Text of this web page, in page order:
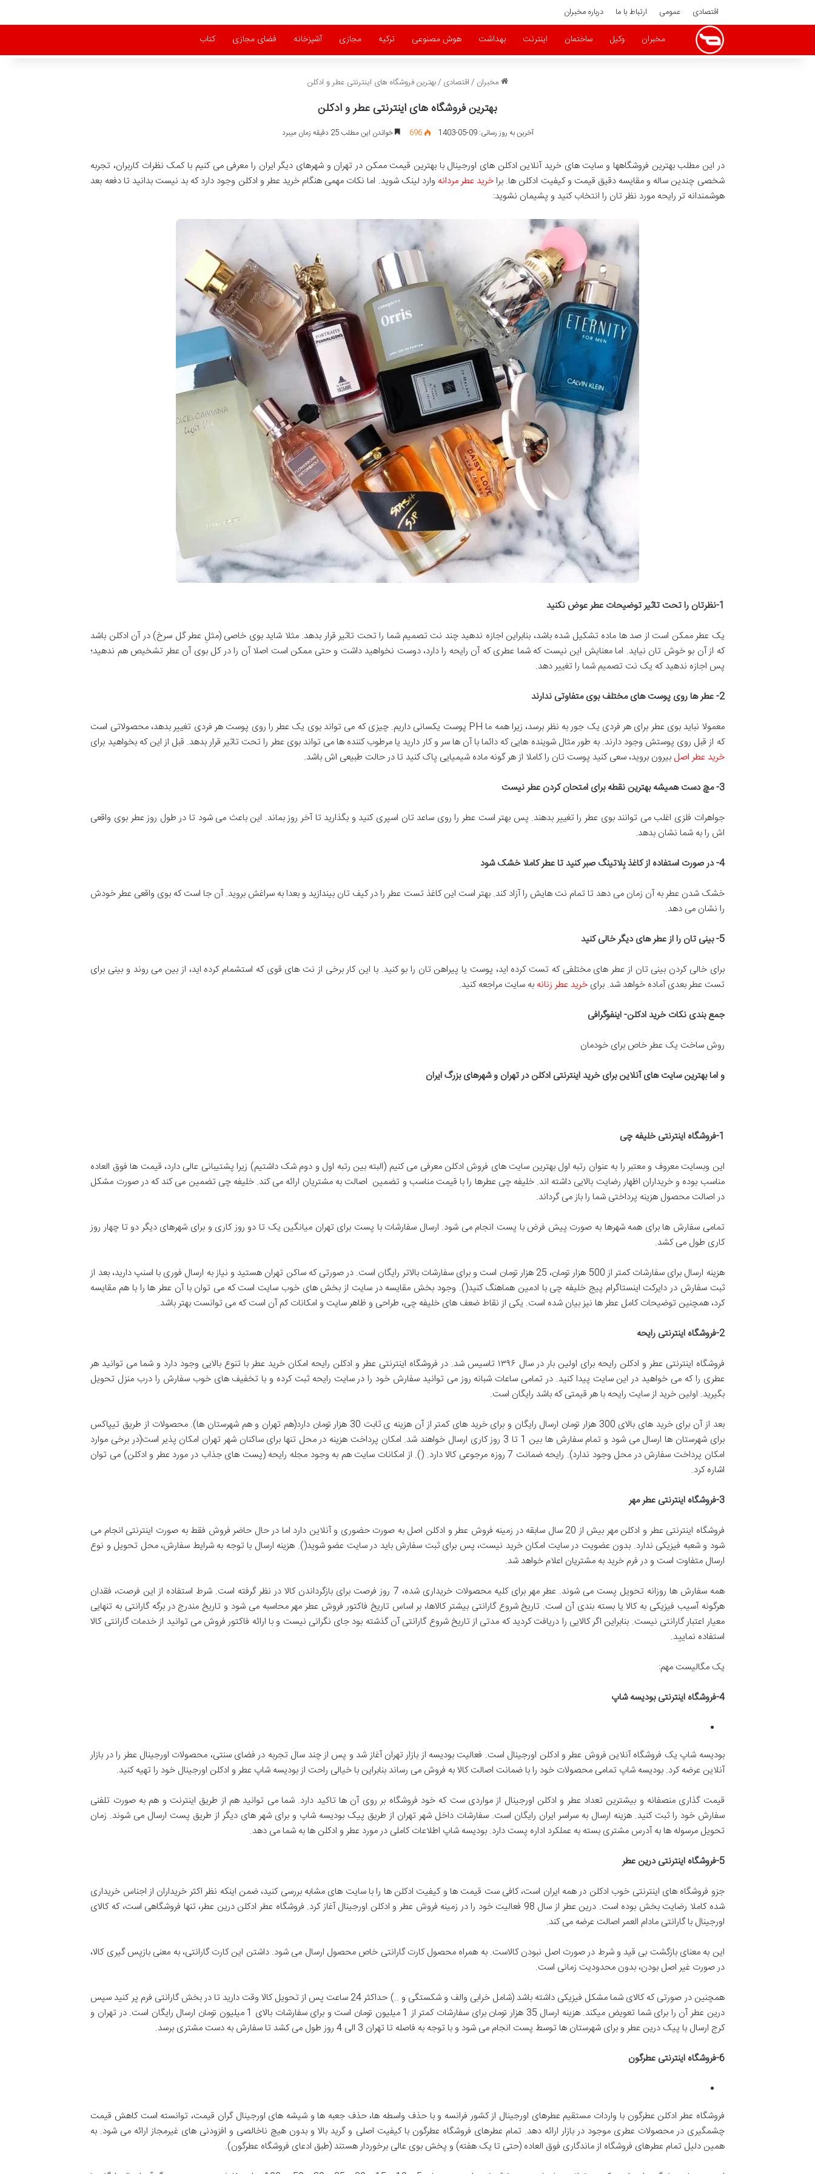
اقتصادی عمومی ارتباط با ما درباره مخبران
مخبران وکیل ساختمان اینترنت بهداشت هوش مصنوعی ترکیه مجازی آشپزخانه فضای مجازی کتاب
مخبران /اقتصادی /بهترین فروشگاه های اینترنتی عطر و ادکلن
بهترین فروشگاه های اینترنتی عطر و ادکلن
آخرین به روز رسانی: 09-05-1403 696 خواندن این مطلب 25 دقیقه زمان میبرد
در این مطلب بهترین فروشگاهها و سایت های خرید آنلاین ادکلن های اورجینال با بهترین قیمت ممکن در تهران و شهرهای دیگر ایران را معرفی می کنیم با کمک نظرات کاربران، تجربه
شخصی چندین ساله و مقایسه دقیق قیمت و کیفیت ادکلن ها. براخرید عطر مردانه وارد لینک شوید. اما نکات مهمی هنگام خرید عطر و ادکلن وجود دارد که بد نیست بدانید تا دفعه بعد
هوشمندانه تر رایحه مورد نظر تان را انتخاب کنید و پشیمان نشوید:
1- نظرتان را تحت تاثیر توضیحات عطر عوض نکنید
یک عطر ممکن است از صد ها ماده تشکیل شده باشد، بنابراین اجازه ندهید چند نت تصمیم شما را تحت تاثیر قرار بدهد. مثلا شاید بوی خاصی (مثلِ عطر گل سرخ) در آن ادکلن باشد
که از آن بو خوش تان نیاید. اما معنایش این نیست که شما عطری که آن رایحه را دارد، دوست نخواهید داشت و حتی ممکن است اصلا آن را در کل بوی آن عطر تشخیص هم ندهید؛
پس اجازه ندهید که یک نت تصمیم شما را تغییر دهد.
2- عطر ها روی پوست های مختلف بوی متفاوتی ندارند
معمولا نباید بوی عطر برای هر فردی یک جور به نظر برسد، زیرا همه ما PH پوست یکسانی داریم. چیزی که می تواند بوی یک عطر را روی پوست هر فردی تغییر بدهد، محصولاتی است
که از قبل روی پوستش وجود دارند. به طور مثال شوینده هایی که دائما با آن ها سر و کار دارید یا مرطوب کننده ها می تواند بوی عطر را تحت تاثیر قرار بدهد. قبل از این که بخواهید برای
خرید عطر اصل بیرون بروید، سعی کنید پوست تان را کاملا از هر گونه ماده شیمیایی پاک کنید تا در حالت طبیعی اش باشد.
3- مچ دست همیشه بهترین نقطه برای امتحان کردن عطر نیست
جواهرات فلزی اغلب می توانند بوی عطر را تغییر بدهند. پس بهتر است عطر را روی ساعد تان اسپری کنید و بگذارید تا آخر روز بماند. این باعث می شود تا در طول روز عطر بوی واقعی
اش را به شما نشان بدهد.
4- در صورت استفاده از کاغذ بِلاتینگ صبر کنید تا عطر کاملا خشک شود
خشک شدن عطر به آن زمان می دهد تا تمام نت هایش را آزاد کند. بهتر است این کاغذ تست عطر را در کیف تان بیندازید و بعدا به سراغش بروید. آن جا است که بوی واقعی عطر خودش
را نشان می دهد.
5- بینی تان را از عطر های دیگر خالی کنید
برای خالی کردن بینی تان از عطر های مختلفی که تست کرده اید، پوست یا پیراهن تان را بو کنید. با این کار برخی از نت ‌های قوی که استشمام کرده ‌اید، از بین می روند و بینی برای
تست عطر بعدی آماده خواهد شد. برایخرید عطر زنانه به سایت مراجعه کنید.
جمع بندی نکات خرید ادکلن- اینفوگرافی
روش ساخت یک عطر خاص برای خودمان
و اما بهترین سایت های آنلاین برای خرید اینترنتی ادکلن در تهران و شهرهای بزرگ ایران
1- فروشگاه اینترنتی خلیفه چی
این وبسایت معروف و معتبر را به عنوان رتبه اول بهترین سایت های فروش ادکلن معرفی می کنیم (البته بین رتبه اول و دوم شک داشتیم) زیرا پشتیبانی عالی دارد، قیمت ها فوق العاده
مناسب بوده و خریداران اظهار رضایت بالایی داشته اند. خلیفه چی عطرها را با قیمت مناسب و تضمین اصالت به مشتریان ارائه می کند. خلیفه چی تضمین می کند که در صورت مشکل
در اصالت محصول هزینه پرداختی شما را باز می گرداند.
تمامی سفارش ها برای همه شهرها به صورت پیش فرض با پست انجام می شود. ارسال سفارشات با پست برای تهران میانگین یک تا دو روز کاری و برای شهرهای دیگر دو تا چهار روز
کاری طول می کشد.
هزینه ارسال برای سفارشات کمتر از 500 هزار تومان، 25 هزار تومان است و برای سفارشات بالاتر رایگان است. در صورتی که ساکن تهران هستید و نیاز به ارسال فوری با اسنپ دارید، بعد از
ثبت سفارش در دایرکت اینستاگرام پیج خلیفه چی با ادمین هماهنگ کنید(). وجود بخش مقایسه در سایت از بخش های خوب سایت است که می توان با آن عطر ها را با هم مقایسه
کرد، همچنین توضیحات کامل عطر ها نیز بیان شده است. یکی از نقاط ضعف های خلیفه چی، طراحی و ظاهر سایت و امکانات کم آن است که می توانست بهتر باشد.
2- فروشگاه اینترنتی رایحه
فروشگاه اینترنتی عطر و ادکلن رایحه برای اولین بار در سال ۱۳۹۶ تاسیس شد. در فروشگاه اینترنتی عطر و ادکلن رایحه امکان خرید عطر با تنوع بالایی وجود دارد و شما می ‌توانید هر
عطری را که می خواهید در این سایت پیدا کنید. در تمامی ساعات شبانه روز می توانید سفارش خود را در سایت رایحه ثبت کرده و با تخفیف های خوب سفارش را درب منزل تحویل
بگیرید. اولین خرید از سایت رایحه با هر قیمتی که باشد رایگان است.
بعد از آن برای خرید های بالای 300 هزار تومان ارسال رایگان و برای خرید های کمتر از آن هزینه ی ثابت 30 هزار تومان دارد(هم تهران و هم شهرستان ها). محصولات از طریق تیپاکس
برای شهرستان ها ارسال می شود و تمام سفارش ها بین 1 تا 3 روز کاری ارسال خواهند شد. امکان پرداخت هزینه در محل تنها برای ساکنان شهر تهران امکان پذیر است(در برخی موارد
امکان پرداخت سفارش در محل وجود ندارد). رایحه ضمانت 7 روزه مرجوعی کالا دارد. (). از امکانات سایت هم به وجود مجله رایحه (پست های جذاب در مورد عطر و ادکلن) می توان
اشاره کرد.
3- فروشگاه اینترنتی عطر مهر
فروشگاه اینترنتی عطر و ادکلن مهر بیش از 20 سال سابقه در زمینه فروش عطر و ادکلن اصل به صورت حضوری و آنلاین دارد اما در حال حاضر فروش فقط به صورت اینترنتی انجام می
شود و شعبه فیزیکی ندارد. بدون عضویت در سایت امکان خرید نیست، پس برای ثبت سفارش باید در سایت عضو شوید(). هزینه ارسال با توجه به شرایط سفارش، محل تحویل و نوع
ارسال متفاوت است و در فرم خرید به مشتریان اعلام خواهد شد.
همه سفارش ها روزانه تحویل پست می شوند. عطر مهر برای کلیه محصولات خریداری شده، 7 روز فرصت برای بازگرداندن کالا در نظر گرفته است. شرط استفاده از این فرصت، فقدان
هرگونه آسیب فیزیکی به کالا یا بسته بندی آن است. تاریخ شروع گارانتی بیشتر کالاها، بر اساس تاریخ فاکتور فروش عطر مهر محاسبه می ‌شود و تاریخ مندرج در برگه گارانتی به تنهایی
معیار اعتبار گارانتی نیست. بنابراین اگر کالایی را دریافت کردید که مدتی از تاریخ شروع گارانتی آن گذشته بود جای نگرانی نیست و با ارائه فاکتور فروش می ‌توانید از خدمات گارانتی کالا
استفاده نمایید.
یک مگالیست مهم:
4- فروشگاه اینترنتی بودیسه شاپ
بودیسه ‌شاپ یک فروشگاه آنلاین فروش عطر و ادکلن اورجینال است. فعالیت بودیسه از بازار تهران آغاز شد و پس از چند سال تجربه در فضای سنتی، محصولات اورجینال عطر را در بازار
آنلاین عرضه کرد. بودیسه ‌شاپ تمامی محصولات خود را با ضمانت اصالت کالا به فروش می ‌رساند بنابراین با خیالی راحت از بودیسه‌ شاپ عطر و ادکلن اورجینال خود را تهیه کنید.
قیمت گذاری منصفانه و بیشترین تعداد عطر و ادکلن اورجینال از مواردی ست که خود فروشگاه بر روی آن ها تاکید دارد. شما می توانید هم از طریق اینترنت و هم به صورت تلفنی
سفارش خود را ثبت کنید. هزینه ارسال به سراسر ایران رایگان است. سفارشات داخل شهر تهران از طریق پیک بودیسه شاپ و برای شهر های دیگر از طریق پست ارسال می شوند. زمان
تحویل مرسوله ها به آدرس مشتری بسته به عملکرد اداره پست دارد. بودیسه شاپ اطلاعات کاملی در مورد عطر و ادکلن ها به شما می دهد.
5- فروشگاه اینترنتی درین عطر
جزو فروشگاه های اینترنتی خوب ادکلن در همه ایران است، کافی ست قیمت ها و کیفیت ادکلن ها را با سایت های مشابه بررسی کنید، ضمن اینکه نظر اکثر خریداران از اجناس خریداری
شده کاملا رضایت بخش بوده است. درین عطر از سال 98 فعالیت خود را در زمینه فروش عطر و ادکلن اورجینال آغاز کرد. فروشگاه عطر ادکلن درین عطر، تنها فروشگاهی است، که کالای
اورجینال با گارانتی مادام العمر اصالت عرضه می‌ کند.
این به معنای بازگشت بی قید و شرط در صورت اصل نبودن کالاست. به همراه محصول کارت گارانتی خاص محصول ارسال می شود. داشتن این کارت گارانتی، به معنی بازپس گیری کالا،
در صورت غیر اصل بودن، بدون محدودیت زمانی است.
همچنین در صورتی که کالای شما مشکل فیزیکی داشته باشد (شامل خرابی والف و شکستگی و ..) حداکثر 24 ساعت پس از تحویل کالا وقت دارید تا در بخش گارانتی فرم پر کنید سپس
درین عطر آن را برای شما تعویض میکند. هزینه ارسال 35 هزار تومان برای سفارشات کمتر از 1 میلیون تومان است و برای سفارشات بالای 1 میلیون تومان ارسال رایگان است. در تهران و
کرج ارسال با پیک درین عطر و برای شهرستان ها توسط پست انجام می شود و با توجه به فاصله تا تهران 3 الی 4 روز طول می کشد تا سفارش به دست مشتری برسد.
6- فروشگاه اینترنتی عطرگون
فروشگاه عطر ادکلن عطرگون با واردات مستقیم عطرهای اورجینال از کشور فرانسه و با حذف واسطه ها، حذف جعبه ها و شیشه های اورجینال گران قیمت، توانسته است کاهش قیمت
چشمگیری در محصولات عطری موجود در بازار ارائه دهد. تمام عطرهای فروشگاه عطرگون با کیفیت اصلی و گرید بالا و بدون هیچ ناخالصی و افزودنی های غیرمجاز ارائه می شود. به
همین دلیل تمام عطرهای فروشگاه از ماندگاری فوق العاده (حتی تا یک هفته) و پخش بوی عالی برخوردار هستند (طبق ادعای فروشگاه عطرگون).